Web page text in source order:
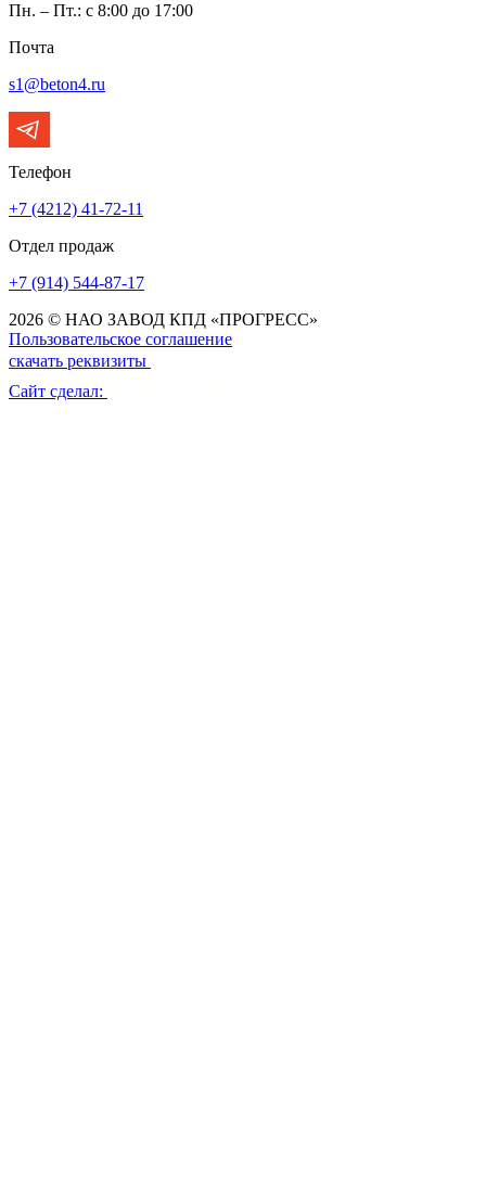
Пн. – Пт.: с 8:00 до 17:00
Почта
s1@beton4.ru
Телефон
+7 (4212) 41-72-11
Отдел продаж
+7 (914) 544-87-17
2026 © НАО ЗАВОД КПД «ПРОГРЕСС»
Пользовательское соглашение
скачать реквизиты
Сайт сделал: